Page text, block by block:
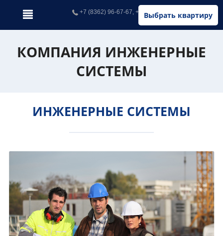
Выбрать квартиру
+7 (8362) 96-67-67, +7 (902) 326-67-67
КОМПАНИЯ ИНЖЕНЕРНЫЕ
СИСТЕМЫ
ИНЖЕНЕРНЫЕ СИСТЕМЫ